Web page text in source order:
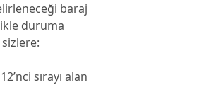
baraj
duruma
sırayı alan